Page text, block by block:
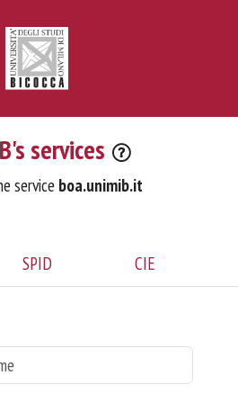
services
serviceboa.unimib.it
SPID CIE